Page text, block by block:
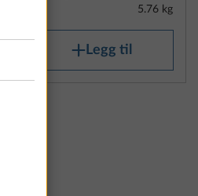
5.76 kg
Legg til